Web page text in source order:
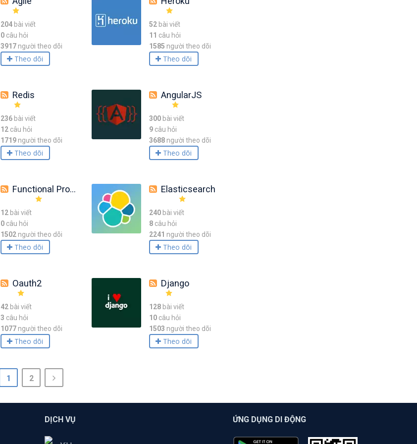
204bài viết
0câu hỏi
3917 người theo dõi
Theo dõi
52bài viết
11 câu hỏi
1585 người theo dõi
Theo dõi
Redis
236bài viết
12câu hỏi
1719 người theo dõi
Theo dõi
AngularJS
300bài viết
9câu hỏi
3688 người theo dõi
Theo dõi
Functional Programming
12bài viết
0câu hỏi
1502 người theo dõi
Theo dõi
Elasticsearch
240bài viết
8câu hỏi
2241 người theo dõi
Theo dõi
Oauth2
42bài viết
3 câu hỏi
1077 người theo dõi
Theo dõi
Django
128bài viết
10câu hỏi
1503 người theo dõi
Theo dõi
1 2
DỊCH VỤ ỨNG DỤNG DI ĐỘNG